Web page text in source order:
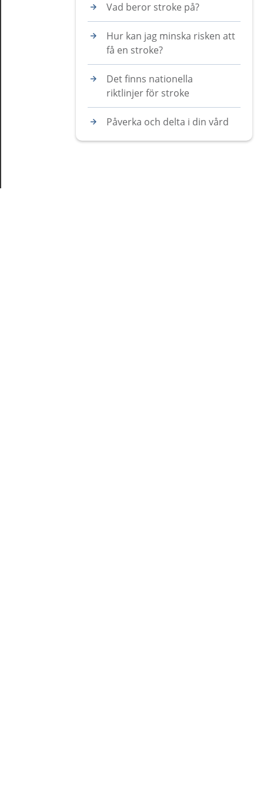
Vad beror stroke på?
Hur kan jag minska risken att
få en stroke?
Det finns nationella
riktlinjer för stroke
Påverka och delta i din vård